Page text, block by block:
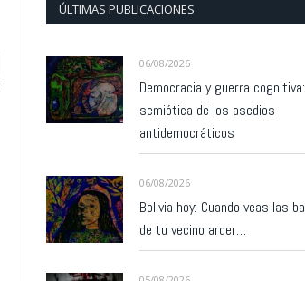
ÚLTIMAS PUBLICACIONES
06/08/2026
Democracia y guerra
semiótica de los asedios
antidemocráticos
06/08/2026
Bolivia hoy: Cuando veas las
de tu vecino arder…